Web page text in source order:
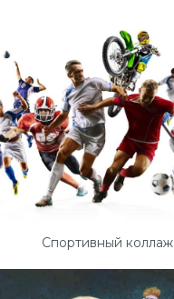
Спортивный коллаж